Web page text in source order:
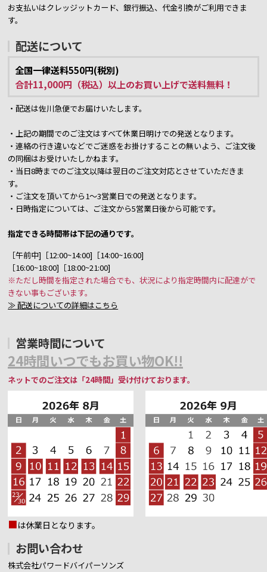
お支払いはクレッジットカード、銀行振込、代金引換がご利用できま
す。
配送について
全国一律送料550円(税別)
合計11,000円（税込）以上のお買い上げで送料無料！
・配送は佐川急便でお届けいたします。
・上記の期間でのご注文はすべて休業日明けでの発送となります。
・連絡の行き違いなどでご迷惑をお掛けすることの無いよう、ご注文後
の同梱はお受けいたしかねます。
・当日8時までのご注文以降は翌日のご注文対応とさせていただきま
す。
・ご注文を頂いてから1～3営業日での発送となります。
・日時指定については、ご注文から5営業日後から可能です。
指定できる時間帯は下記の通りです。
［午前中]［12:00~14:00]［14:00~16:00]
［16:00~18:00]［18:00~21:00]
※ただし時間を指定された場合でも、状況により指定時間内に配達がで
きない事もございます。
≫ 配送についての詳細はこちら
営業時間について
24時間いつでもお買い物OK!!
ネットでのご注文は「24時間」受け付けております。
■は休業日となります。
お問い合わせ
株式会社パワードバイパーソンズ